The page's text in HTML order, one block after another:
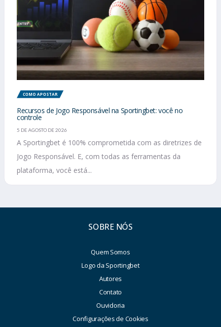
COMO APOSTAR
Recursos de Jogo Responsável na Sportingbet: você no
controle
5 DE AGOSTO DE 2026
A Sportingbet é 100% comprometida com as diretrizes de
Jogo Responsável. E, com todas as ferramentas da
plataforma, você está...
SOBRE NÓS
Quem Somos
Logo da Sportingbet
Autores
Contato
Ouvidoria
Configurações de Cookies